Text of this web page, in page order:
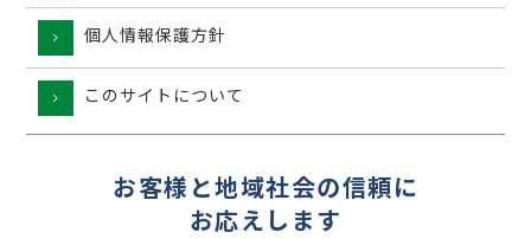
個人情報保護方針
このサイトについて
お客様と地域社会の信頼に
お応えします